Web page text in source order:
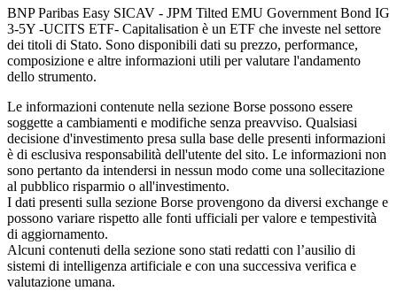
BNP Paribas Easy SICAV - JPM Tilted EMU Government Bond IG
3-5Y -UCITS ETF- Capitalisation è un ETF che investe nel settore
dei titoli di Stato. Sono disponibili dati su prezzo, performance,
composizione e altre informazioni utili per valutare l'andamento
dello strumento.
Le informazioni contenute nella sezione Borse possono essere
soggette a cambiamenti e modifiche senza preavviso. Qualsiasi
decisione d'investimento presa sulla base delle presenti informazioni
è di esclusiva responsabilità dell'utente del sito. Le informazioni non
sono pertanto da intendersi in nessun modo come una sollecitazione
al pubblico risparmio o all'investimento.
I dati presenti sulla sezione Borse provengono da diversi exchange e
possono variare rispetto alle fonti ufficiali per valore e tempestività
di aggiornamento.
Alcuni contenuti della sezione sono stati redatti con l’ausilio di
sistemi di intelligenza artificiale e con una successiva verifica e
valutazione umana.